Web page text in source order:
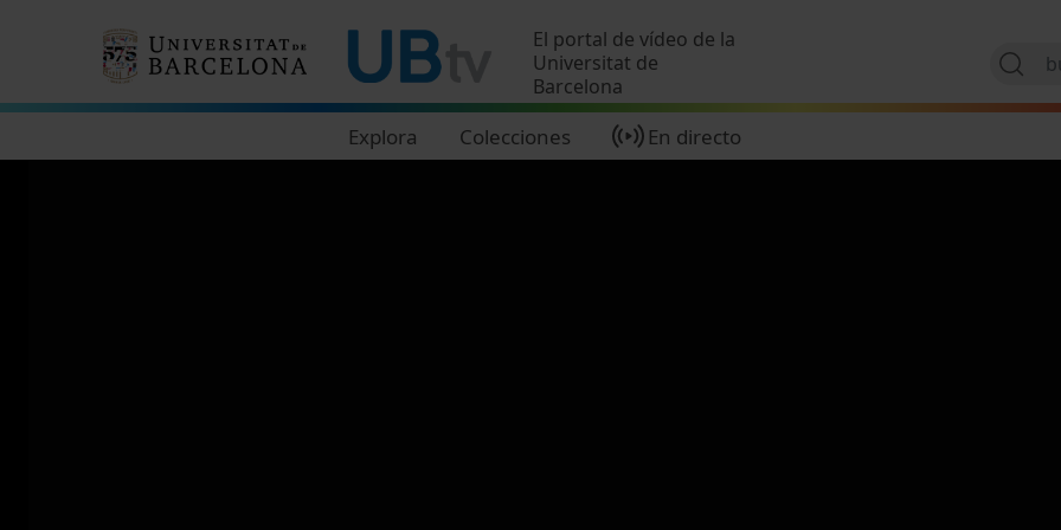
El portal de vídeo de la
Universitat de
Barcelona
Explora Colecciones En directo